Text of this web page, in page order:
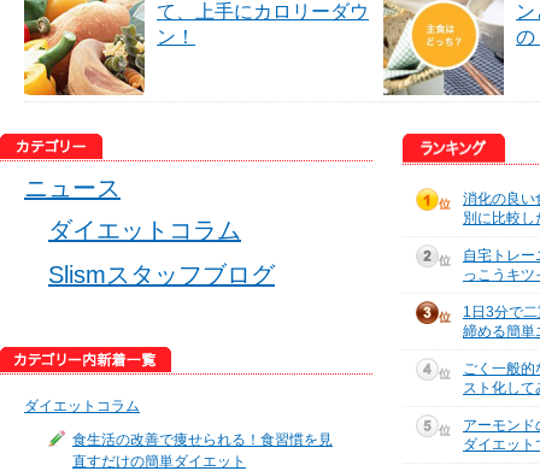
て、上手にカロリーダウ
ン！
の
ニュース
ダイエットコラム
Slismスタッフブログ
ダイエットコラム
食生活の改善で痩せられる！食習慣を見
直すだけの簡単ダイエット
消化の良い
別に比較し
自宅トレ
っこうキツ
1日3分で
締める簡単
ごく一般
スト化して
アーモン
ダイエット